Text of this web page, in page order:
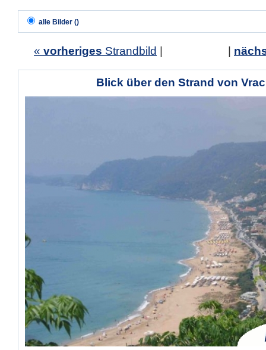
alle Bilder ()
« vorheriges Strandbild
Blick über den Strand von